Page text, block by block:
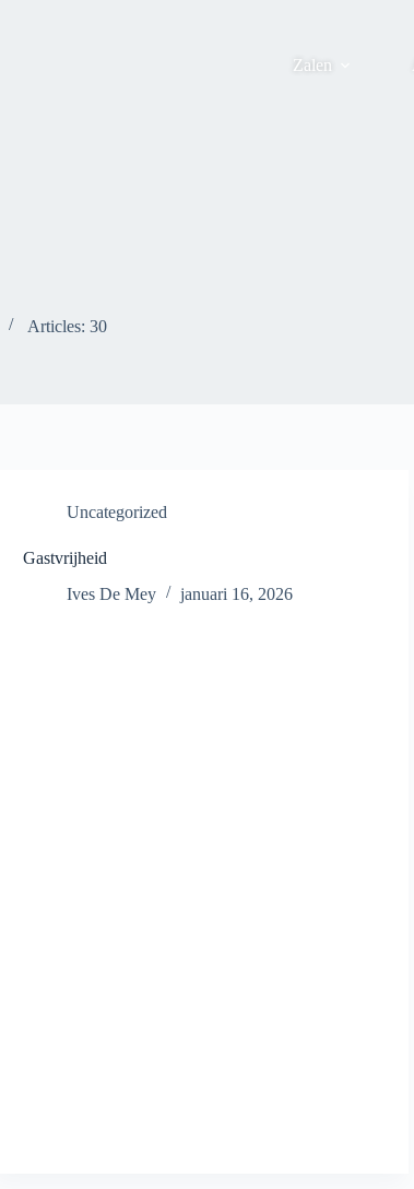
Zalen
Articles: 30
Uncategorized
Gastvrijheid
Ives De Mey
januari 16, 2026